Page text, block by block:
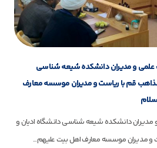
علمی و مدیران دانشکده شیعه شناسی
قم با ریاست و مدیران موسسه معارف
مدیران دانشکده شیعه شناسی دانشگاه ادیان و
و مدیران موسسه معارف اهل بیت علیهم...